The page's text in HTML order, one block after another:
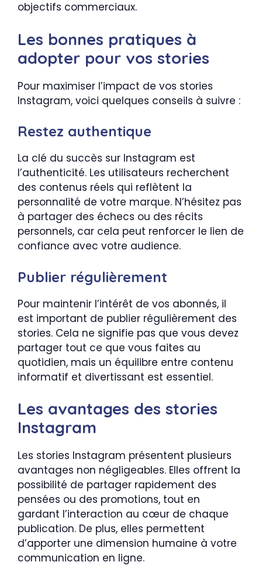
objectifs commerciaux.
Les bonnes pratiques à
adopter pour vos stories
Pour maximiser l’impact de vos stories
Instagram, voici quelques conseils à suivre :
Restez authentique
La clé du succès sur Instagram est
l’authenticité. Les utilisateurs recherchent
des contenus réels qui reflètent la
personnalité de votre marque. N’hésitez pas
à partager des échecs ou des récits
personnels, car cela peut renforcer le lien de
confiance avec votre audience.
Publier régulièrement
Pour maintenir l’intérêt de vos abonnés, il
est important de publier régulièrement des
stories. Cela ne signifie pas que vous devez
partager tout ce que vous faites au
quotidien, mais un équilibre entre contenu
informatif et divertissant est essentiel.
Les avantages des stories
Instagram
Les stories Instagram présentent plusieurs
avantages non négligeables. Elles offrent la
possibilité de partager rapidement des
pensées ou des promotions, tout en
gardant l’interaction au cœur de chaque
publication. De plus, elles permettent
d’apporter une dimension humaine à votre
communication en ligne.